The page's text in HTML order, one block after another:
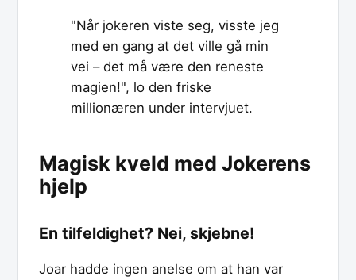
"Når jokeren viste seg, visste jeg
med en gang at det ville gå min
vei – det må være den reneste
magien!", lo den friske
millionæren under intervjuet.
Magisk kveld med Jokerens
hjelp
En tilfeldighet? Nei, skjebne!
Joar hadde ingen anelse om at han var